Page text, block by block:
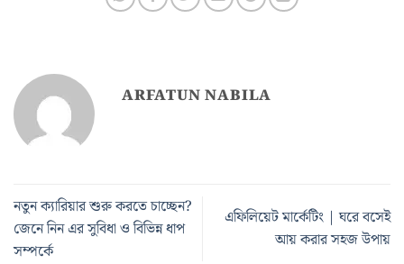
ARFATUN NABILA
নতুন ক্যারিয়ার শুরু করতে চাচ্ছেন?
জেনে নিন এর সুবিধা ও বিভিন্ন ধাপ
সম্পর্কে
এফিলিয়েট মার্কেটিং | ঘরে বসেই
আয় করার সহজ উপায়